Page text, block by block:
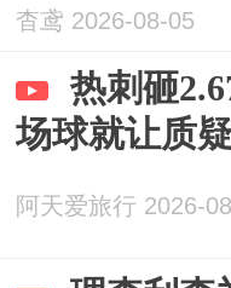
杳鸢 2026-08-05
热刺砸
场球就让质
阿天爱旅行 2026-